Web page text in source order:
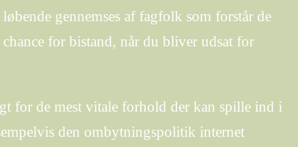
gennemses af fagfolk som forstår de
for bistand, når du bliver udsat for
for de mest vitale forhold der kan spille ind i
den ombytningspolitik internet